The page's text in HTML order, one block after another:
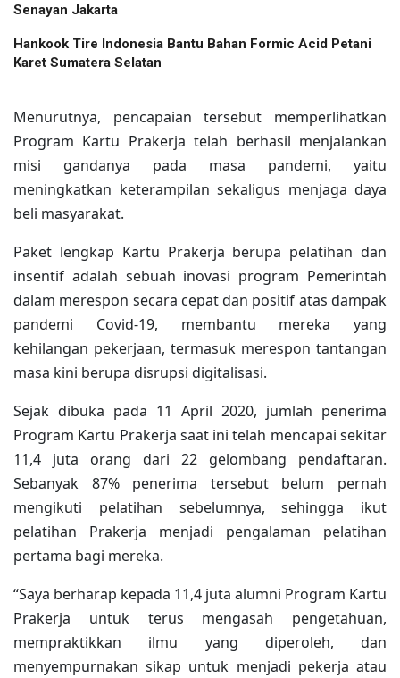
Senayan Jakarta
Hankook Tire Indonesia Bantu Bahan Formic Acid Petani
Karet Sumatera Selatan
Menurutnya, pencapaian tersebut memperlihatkan
Program Kartu Prakerja telah berhasil menjalankan
misi gandanya pada masa pandemi, yaitu
meningkatkan keterampilan sekaligus menjaga daya
beli masyarakat.
Paket lengkap Kartu Prakerja berupa pelatihan dan
insentif adalah sebuah inovasi program Pemerintah
dalam merespon secara cepat dan positif atas dampak
pandemi Covid-19, membantu mereka yang
kehilangan pekerjaan, termasuk merespon tantangan
masa kini berupa disrupsi digitalisasi.
Sejak dibuka pada 11 April 2020, jumlah penerima
Program Kartu Prakerja saat ini telah mencapai sekitar
11,4 juta orang dari 22 gelombang pendaftaran.
Sebanyak 87% penerima tersebut belum pernah
mengikuti pelatihan sebelumnya, sehingga ikut
pelatihan Prakerja menjadi pengalaman pelatihan
pertama bagi mereka.
“Saya berharap kepada 11,4 juta alumni Program Kartu
Prakerja untuk terus mengasah pengetahuan,
mempraktikkan ilmu yang diperoleh, dan
menyempurnakan sikap untuk menjadi pekerja atau